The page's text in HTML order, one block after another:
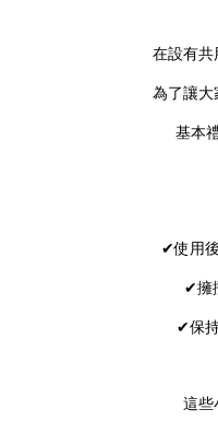
在設有共
為了讓大
基本
✔使用
✔擁
✔保
這些